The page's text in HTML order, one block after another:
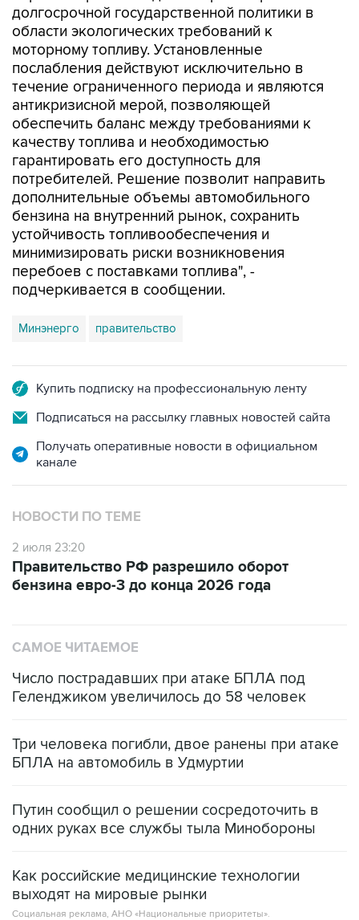
долгосрочной государственной политики в
области экологических требований к
моторному топливу. Установленные
послабления действуют исключительно в
течение ограниченного периода и являются
антикризисной мерой, позволяющей
обеспечить баланс между требованиями к
качеству топлива и необходимостью
гарантировать его доступность для
потребителей. Решение позволит направить
дополнительные объемы автомобильного
бензина на внутренний рынок, сохранить
устойчивость топливообеспечения и
минимизировать риски возникновения
перебоев с поставками топлива", -
подчеркивается в сообщении.
Минэнерго правительство
Купить подписку на профессиональную ленту
Подписаться на рассылку главных новостей сайта
Получать оперативные новости в официальном
канале
НОВОСТИ ПО ТЕМЕ
2 июля 23:20
Правительство РФ разрешило оборот
бензина евро-3 до конца 2026 года
САМОЕ ЧИТАЕМОЕ
Число пострадавших при атаке БПЛА под
Геленджиком увеличилось до 58 человек
Три человека погибли, двое ранены при атаке
БПЛА на автомобиль в Удмуртии
Путин сообщил о решении сосредоточить в
одних руках все службы тыла Минобороны
Как российские медицинские технологии
выходят на мировые рынки
Социальная реклама, АНО «Национальные приоритеты».